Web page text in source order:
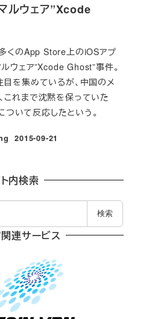
ルウェア”Xcode
くのApp Store上のiOSアプ
ウェア”Xcode Ghost”事件。
を集めているが、中国のメ
これまで沈黙を保っていた
いて反応したという。
投稿日
2015-09-21
内検索
検索
連サービス